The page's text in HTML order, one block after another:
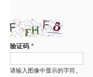
验证码 *
请输入图像中显示的字符。